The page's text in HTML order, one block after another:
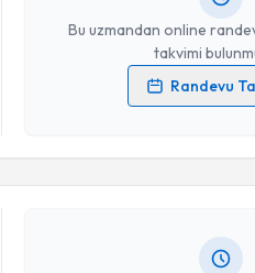
Bu uzmandan online
takvimi
Randevu
Kişisel verilerimin işlenmesine
işlenmesini kabul ediyorum.
Randevu Takvimi Talebi